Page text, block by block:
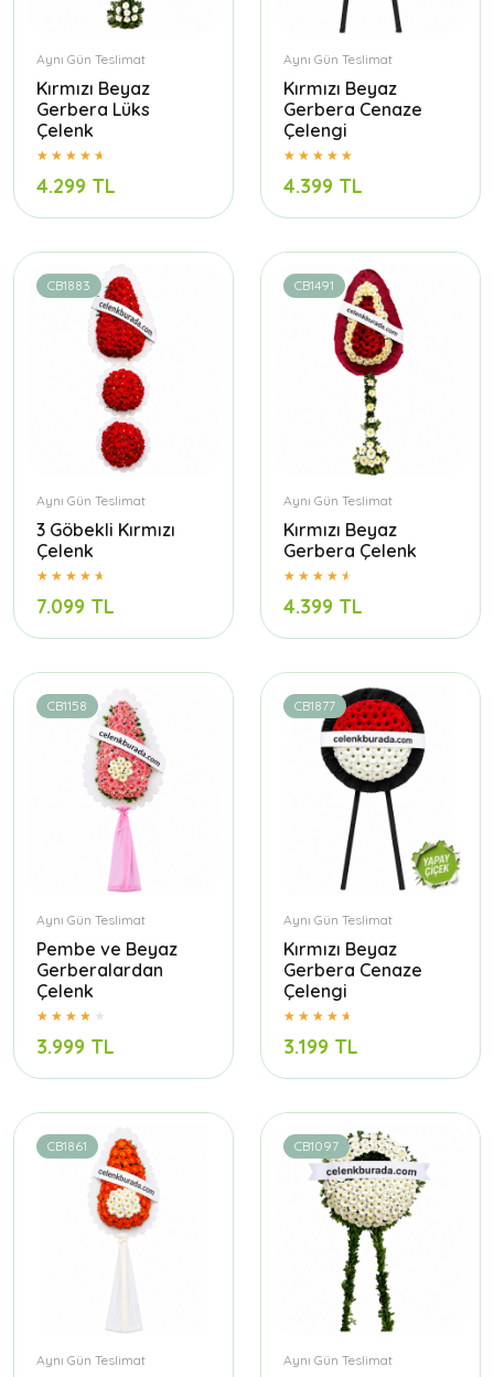
Aynı Gün Teslimat
Kırmızı Beyaz
Gerbera Lüks
Çelenk
4.299 TL
Aynı Gün Teslimat
Kırmızı Beyaz
Gerbera Cenaze
Çelengi
4.399 TL
CB1883
Aynı Gün Teslimat
3 Göbekli Kırmızı
Çelenk
7.099 TL
CB1491
Aynı Gün Teslimat
Kırmızı Beyaz
Gerbera Çelenk
4.399 TL
CB1158
Aynı Gün Teslimat
Pembe ve Beyaz
Gerberalardan
Çelenk
3.999 TL
CB1877
Aynı Gün Teslimat
Kırmızı Beyaz
Gerbera Cenaze
Çelengi
3.199 TL
CB1861
Aynı Gün Teslimat
CB1097
Aynı Gün Teslimat